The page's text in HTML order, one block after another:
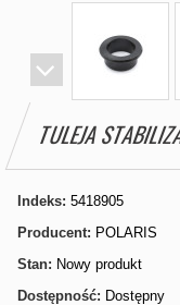
TULEJA
Indeks: 5418905
Producent: POLARIS
Stan: Nowy produkt
Dostępność: Dostępny